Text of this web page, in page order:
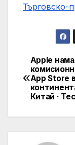
Търговско-
Post
Apple
App Store
Китай ·